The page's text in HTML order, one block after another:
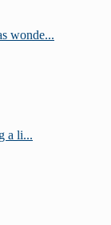
wonde...
a li...